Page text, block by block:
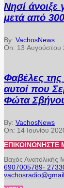
Νησί άνοιξε
μετά από
By: VachosNews
On: 13 Αυγούστου
Φαβέλες
αυτοί που
Φώτα
By: VachosNews
On: 14 Ιουνίου
ΕΠΙΚΟΙΝΩΝΉΣΤΕ
Βαχός Ανατολικής
6907005789-